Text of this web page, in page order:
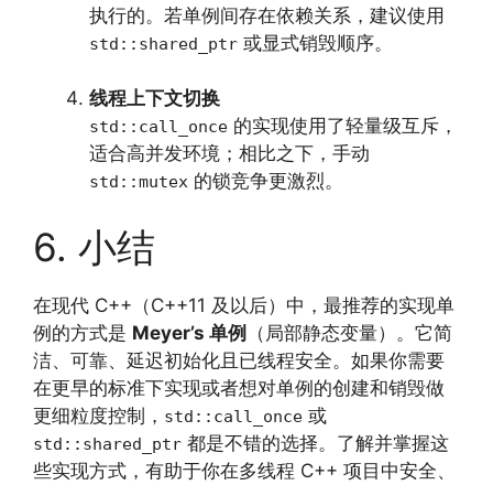
执行的。若单例间存在依赖关系，建议使用
std::shared_ptr 或显式销毁顺序。
线程上下文切换
std::call_once 的实现使用了轻量级互斥，
适合高并发环境；相比之下，手动
std::mutex 的锁竞争更激烈。
6. 小结
在现代 C++（C++11 及以后）中，最推荐的实现单
例的方式是 Meyer’s 单例
（局部静态变量）。它简
洁、可靠、延迟初始化且已线程安全。如果你需要
在更早的标准下实现或者想对单例的创建和销毁做
更细粒度控制， std::call_once 或
std::shared_ptr 都是不错的选择。了解并掌握这
些实现方式，有助于你在多线程 C++ 项目中安全、